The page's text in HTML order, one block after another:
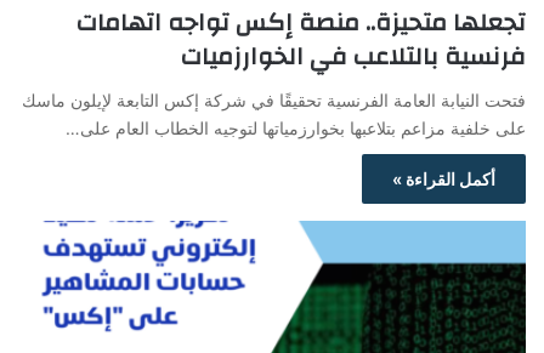
تجعلها متحيزة.. منصة إكس تواجه اتهامات
فرنسية بالتلاعب في الخوارزميات
فتحت النيابة العامة الفرنسية تحقيقًا في شركة إكس التابعة لإيلون ماسك
على خلفية مزاعم بتلاعبها بخوارزمياتها لتوجيه الخطاب العام على…
أكمل القراءة »